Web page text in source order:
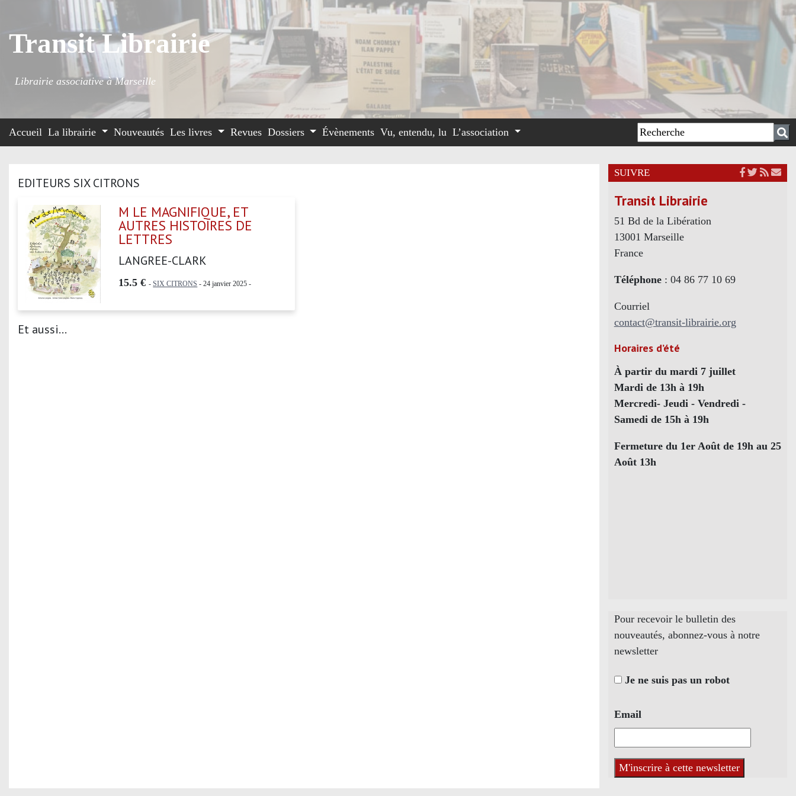
Transit Librairie
Librairie associative à Marseille
Accueil La librairie Nouveautés Les livres Revues Dossiers Évènements Vu, entendu, lu L’association
EDITEURS SIX CITRONS
M LE MAGNIFIQUE, ET
AUTRES HISTOIRES DE
LETTRES
LANGREE-CLARK
15.5 € -SIX CITRONS - 24 janvier 2025 -
Et aussi...
SUIVRE
Transit Librairie
51 Bd de la Libération
13001 Marseille
France
Téléphone: 04 86 77 10 69
Courriel
contact@transit-librairie.org
Horaires d’été
À partir du mardi 7 juillet
Mardi de 13h à 19h
Mercredi- Jeudi - Vendredi -
Samedi de 15h à 19h
Fermeture du 1er Août de 19h au 25
Août 13h
Pour recevoir le bulletin des
nouveautés, abonnez-vous à notre
newsletter
Je ne suis pas un robot
Email